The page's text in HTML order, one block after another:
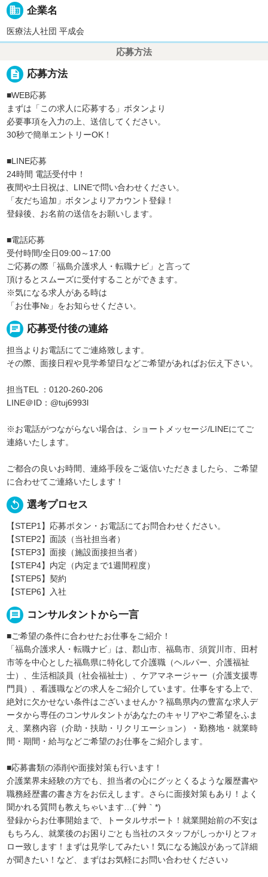
business 企業名
医療法人社団 平成会
応募方法
description 応募方法
■WEB応募
まずは「この求人に応募する」ボタンより
必要事項を入力の上、送信してください。
30秒で簡単エントリーOK！
■LINE応募
24時間 電話受付中！
夜間や土日祝は、LINEで問い合わせください。
「友だち追加」ボタンよりアカウント登録！
登録後、お名前の送信をお願いします。
■電話応募
受付時間/全日09:00～17:00
ご応募の際「福島介護求人・転職ナビ」と言って
頂けるとスムーズに受付することができます。
※気になる求人がある時は
「お仕事№」をお知らせください。
chat 応募受付後の連絡
担当よりお電話にてご連絡致します。
その際、面接日程や見学希望日などご希望があればお伝え下さい。
担当TEL ：0120-260-206
LINE＠ID：@tuj6993l
※お電話がつながらない場合は、ショートメッセージ/LINEにてご
連絡いたします。
ご都合の良いお時間、連絡手段をご返信いただきましたら、ご希望
に合わせてご連絡いたします！
replay 選考プロセス
【STEP1】応募ボタン・お電話にてお問合わせください。
【STEP2】面談（当社担当者）
【STEP3】面接（施設面接担当者）
【STEP4】内定（内定まで1週間程度）
【STEP5】契約
【STEP6】入社
message コンサルタントから一言
■ご希望の条件に合わせたお仕事をご紹介！
「福島介護求人・転職ナビ」は、郡山市、福島市、須賀川市、田村
市等を中心とした福島県に特化して介護職（ヘルパー、介護福祉
士）、生活相談員（社会福祉士）、ケアマネージャー（介護支援専
門員）、看護職などの求人をご紹介しています。仕事をする上で、
絶対に欠かせない条件はございませんか？福島県内の豊富な求人デ
ータから専任のコンサルタントがあなたのキャリアやご希望をふま
え、業務内容（介助・扶助・リクリエーション）・勤務地・就業時
間・期間・給与などご希望のお仕事をご紹介します。
■応募書類の添削や面接対策も行います！
介護業界未経験の方でも、担当者の心にグッとくるような履歴書や
職務経歴書の書き方をお伝えします。さらに面接対策もあり！よく
聞かれる質問も教えちゃいます…(´艸｀*)
登録からお仕事開始まで、トータルサポート！就業開始前の不安は
もちろん、就業後のお困りごとも当社のスタッフがしっかりとフォ
ロー致します！まずは見学してみたい！気になる施設があって詳細
が聞きたい！など、まずはお気軽にお問い合わせください♪